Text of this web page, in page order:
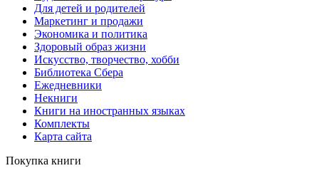
Для детей и родителей
Маркетинг и продажи
Экономика и политика
Здоровый образ жизни
Искусство, творчество, хобби
Библиотека Сбера
Ежедневники
Некниги
Книги на иностранных языках
Комплекты
Карта сайта
Покупка книги